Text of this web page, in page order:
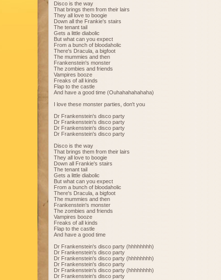
Disco is the way
That brings them from their lairs
They all love to boogie
Down all the Frankie's stairs
The tenant tail
Gets a little diabolic
But what can you expect
From a bunch of bloodaholic
There's Dracula, a bigfoot
The mummies and then
Frankenstein's monster
The zombies and friends
Vampires booze
Freaks of all kinds
Flap to the castle
And have a good time (Ouhahahahahaha)
I love these monster parties, don't you
Dr Frankenstein's disco party
Dr Frankenstein's disco party
Dr Frankenstein's disco party
Dr Frankenstein's disco party
Disco is the way
That brings them from their lairs
They all love to boogie
Down all Frankie's stairs
The tenant tail
Gets a little diabolic
But what can you expect
From a bunch of bloodaholic
There's Dracula, a bigfoot
The mummies and then
Frankenstein's monster
The zombies and friends
Vampires booze
Freaks of all kinds
Flap to the castle
And have a good time
Dr Frankenstein's disco party (hhhhhhhh)
Dr Frankenstein's disco party
Dr Frankenstein's disco party (hhhhhhhh)
Dr Frankenstein's disco party
Dr Frankenstein's disco party (hhhhhhhh)
Dr Frankenstein's disco party